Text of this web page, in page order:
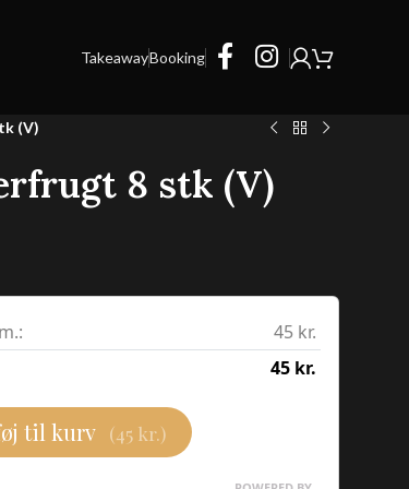
TakeawayBooking
(V)
8 stk (V)